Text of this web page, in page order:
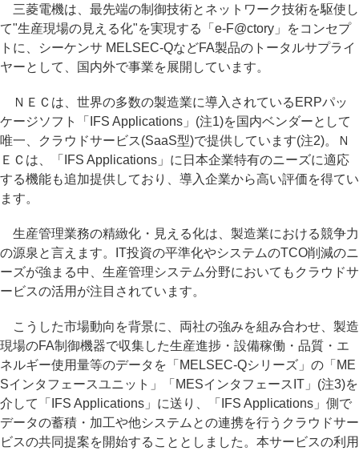
三菱電機は、最先端の制御技術とネットワーク技術を駆使し
て"生産現場の見える化"を実現する「e-F@ctory」をコンセプ
トに、シーケンサ MELSEC-QなどFA製品のトータルサプライ
ヤーとして、国内外で事業を展開しています。
ＮＥＣは、世界の多数の製造業に導入されているERPパッ
ケージソフト「IFS Applications」(注1)を国内ベンダーとして
唯一、クラウドサービス(SaaS型)で提供しています(注2)。Ｎ
ＥＣは、「IFS Applications」に日本企業特有のニーズに適応
する機能も追加提供しており、導入企業から高い評価を得てい
ます。
生産管理業務の精緻化・見える化は、製造業における競争力
の源泉と言えます。IT投資の平準化やシステムのTCO削減のニ
ーズが強まる中、生産管理システム分野においてもクラウドサ
ービスの活用が注目されています。
こうした市場動向を背景に、両社の強みを組み合わせ、製造
現場のFA制御機器で収集した生産進捗・設備稼働・品質・エ
ネルギー使用量等のデータを「MELSEC-Qシリーズ」の「ME
Sインタフェースユニット」「MESインタフェースIT」(注3)を
介して「IFS Applications」に送り、「IFS Applications」側で
データの蓄積・加工や他システムとの連携を行うクラウドサー
ビスの共同提案を開始することとしました。本サービスの利用